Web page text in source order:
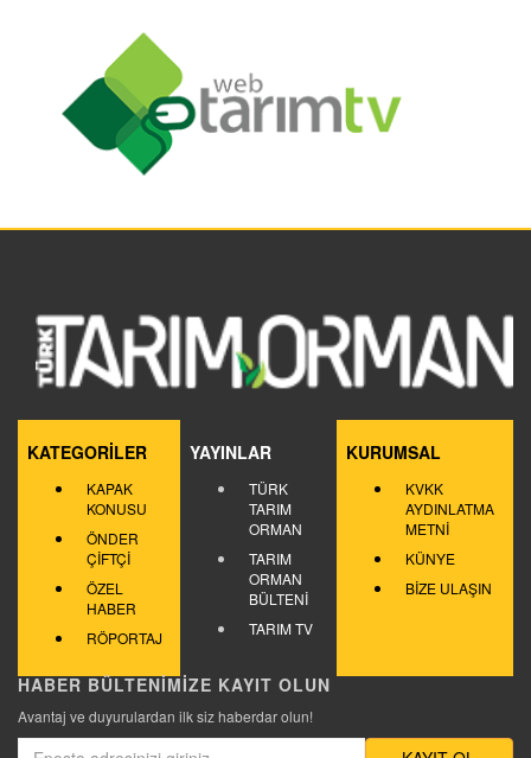
KATEGORİLER
KAPAK
KONUSU
ÖNDER
ÇİFTÇİ
ÖZEL
HABER
RÖPORTAJ
YAYINLAR
TÜRK
TARIM
ORMAN
TARIM
ORMAN
BÜLTENİ
TARIM TV
KURUMSAL
KVKK
AYDINLATMA
METNİ
KÜNYE
BİZE ULAŞIN
HABER BÜLTENİMİZE KAYIT OLUN
Avantaj ve duyurulardan ilk siz haberdar olun!